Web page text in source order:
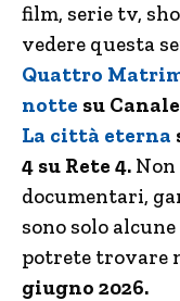
film, serie tv,
vedere questa
Quattro
notte su
La città eterna
4 su Rete 4.
documentari,
sono solo
potrete trovare
giugno 2026.